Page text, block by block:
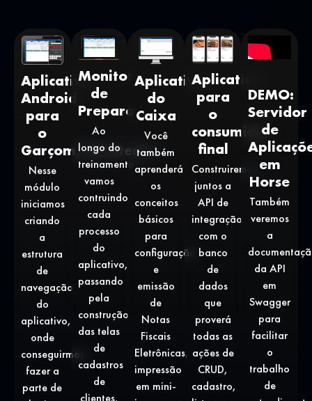
Aplicativo
Android
para
o
Garçom/Atentente
Nesse
módulo
iniciamos
criando
a
estrutura
de
navegação
do
aplicativo,
onde
conseguirmos
fazer a
parte de
Monitor
de
Preparo
Ao
longo do
treinamento
vamos
contruindo
cada
processo
do
aplicativo,
passando
pela
construção
das telas
de
cadastros
de
clientes,
Aplicativo
do
Caixa
Você
também
aprenderá
os
conceitos
básicos
para
configuração
e
emissão
de
Notas
Fiscais
Eletrônicas,
impressão
em mini-
Aplicativo
para
o
consumidor
final
Construiremos
juntos a
API de
integração
com o
banco
de
dados
que
proverá
todas as
ações de
CRUD,
cadastro,
DEMO:
Servidor
de
em
Horse
Também
veremos
a
da API
em
Swagger
para
facilitar
o
trabalho
de